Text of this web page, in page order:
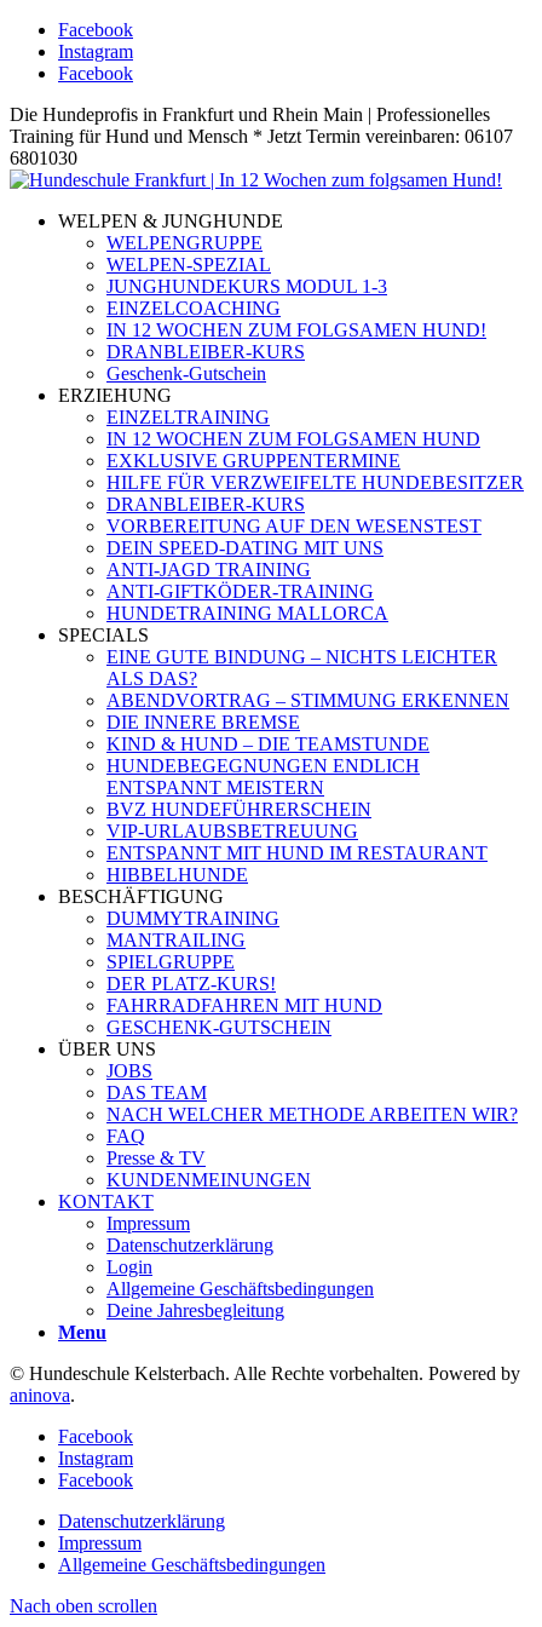
Facebook
Instagram
Facebook
Die Hundeprofis in Frankfurt und Rhein Main | Professionelles
Training für Hund und Mensch * Jetzt Termin vereinbaren: 06107
6801030
WELPEN & JUNGHUNDE
WELPENGRUPPE
WELPEN-SPEZIAL
JUNGHUNDEKURS MODUL 1-3
EINZELCOACHING
IN 12 WOCHEN ZUM FOLGSAMEN HUND!
DRANBLEIBER-KURS
Geschenk-Gutschein
ERZIEHUNG
EINZELTRAINING
IN 12 WOCHEN ZUM FOLGSAMEN HUND
EXKLUSIVE GRUPPENTERMINE
HILFE FÜR VERZWEIFELTE HUNDEBESITZER
DRANBLEIBER-KURS
VORBEREITUNG AUF DEN WESENSTEST
DEIN SPEED-DATING MIT UNS
ANTI-JAGD TRAINING
ANTI-GIFTKÖDER-TRAINING
HUNDETRAINING MALLORCA
SPECIALS
EINE GUTE BINDUNG – NICHTS LEICHTER
ALS DAS?
ABENDVORTRAG – STIMMUNG ERKENNEN
DIE INNERE BREMSE
KIND & HUND – DIE TEAMSTUNDE
HUNDEBEGEGNUNGEN ENDLICH
ENTSPANNT MEISTERN
BVZ HUNDEFÜHRERSCHEIN
VIP-URLAUBSBETREUUNG
ENTSPANNT MIT HUND IM RESTAURANT
HIBBELHUNDE
BESCHÄFTIGUNG
DUMMYTRAINING
MANTRAILING
SPIELGRUPPE
DER PLATZ-KURS!
FAHRRADFAHREN MIT HUND
GESCHENK-GUTSCHEIN
ÜBER UNS
JOBS
DAS TEAM
NACH WELCHER METHODE ARBEITEN WIR?
FAQ
Presse & TV
KUNDENMEINUNGEN
KONTAKT
Impressum
Datenschutzerklärung
Login
Allgemeine Geschäftsbedingungen
Deine Jahresbegleitung
Menu
© Hundeschule Kelsterbach. Alle Rechte vorbehalten. Powered by
aninova.
Facebook
Instagram
Facebook
Datenschutzerklärung
Impressum
Allgemeine Geschäftsbedingungen
Nach oben scrollen